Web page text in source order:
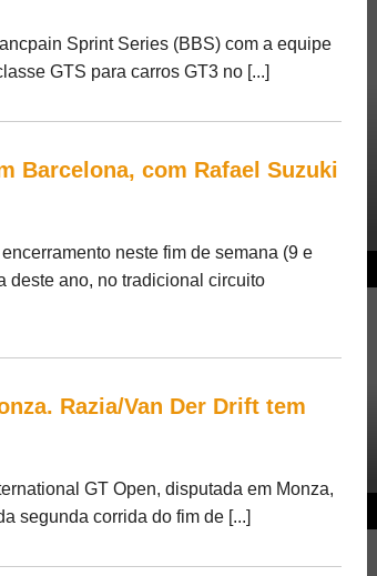
Sprint Series (BBS) com a equipe
GTS para carros GT3 no [...]
Barcelona, com Rafael Suzuki
neste fim de semana (9 e
deste ano, no tradicional circuito
Razia/Van Der Drift tem
GT Open, disputada em Monza,
segunda corrida do fim de [...]